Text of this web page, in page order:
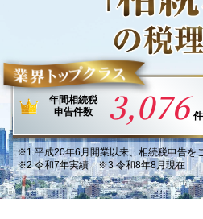
年間相続税
申告件数
3,076 件
※1平成20年6月開業以来、相続税申告を
※2 令和7年実績 ※3 令和8年8月現在